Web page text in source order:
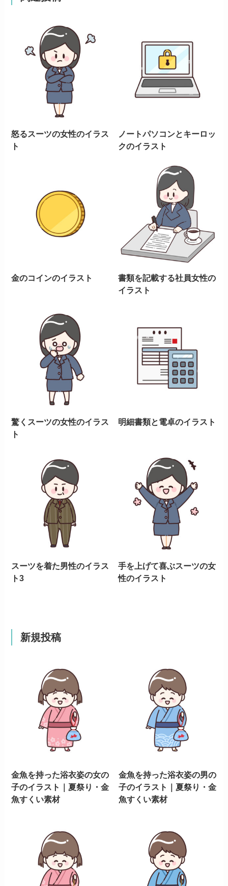
怒るスーツの女性のイラス
ト
ノートパソコンとキーロッ
クのイラスト
金のコインのイラスト
書類を記載する社員女性の
イラスト
驚くスーツの女性のイラス
ト
明細書類と電卓のイラスト
スーツを着た男性のイラス
ト3
手を上げて喜ぶスーツの女
性のイラスト
新規投稿
金魚を持った浴衣姿の女の
子のイラスト｜夏祭り・金
魚すくい素材
金魚を持った浴衣姿の男の
子のイラスト｜夏祭り・金
魚すくい素材